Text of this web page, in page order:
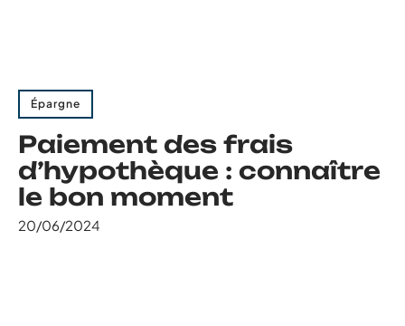
Épargne
Paiement des frais
d’hypothèque : connaître
le bon moment
20/06/2024